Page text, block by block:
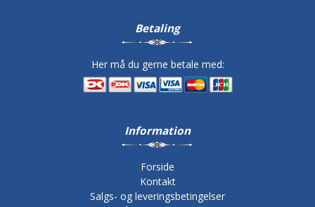
Betaling
Her må du gerne betale med:
Information
Forside
Kontakt
Salgs- og leveringsbetingelser